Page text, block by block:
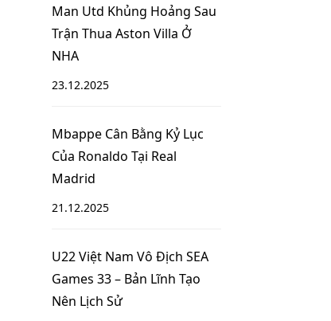
Man Utd Khủng Hoảng Sau
Trận Thua Aston Villa Ở
NHA
23.12.2025
Mbappe Cân Bằng Kỷ Lục
Của Ronaldo Tại Real
Madrid
21.12.2025
U22 Việt Nam Vô Địch SEA
Games 33 – Bản Lĩnh Tạo
Nên Lịch Sử